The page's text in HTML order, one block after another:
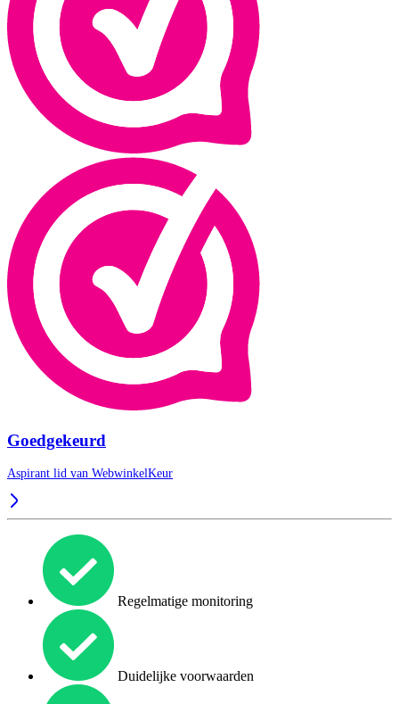
Goedgekeurd
Aspirant lid van WebwinkelKeur
Regelmatige monitoring
Duidelijke voorwaarden